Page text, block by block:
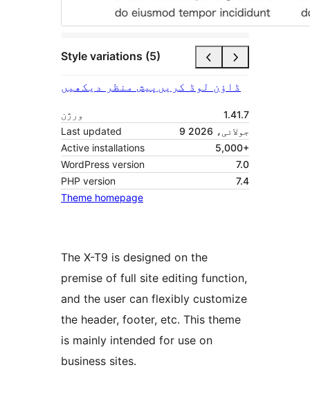
Style variations (5)
پیش منظر دیکھیں ڈاؤن لوڈ کریں
ورژن
1.41.7
Last updated
9 جولائی، 2026
Active installations
5,000+
WordPress version
7.0
PHP version
7.4
Theme homepage
The X-T9 is designed on the
premise of full site editing function,
and the user can flexibly customize
the header, footer, etc. This theme
is mainly intended for use on
business sites.